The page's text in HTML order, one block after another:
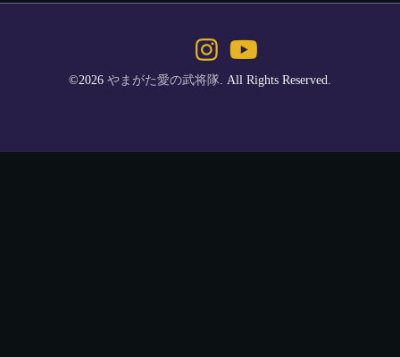
©2026 やまがた愛の武将隊. All Rights Reserved.